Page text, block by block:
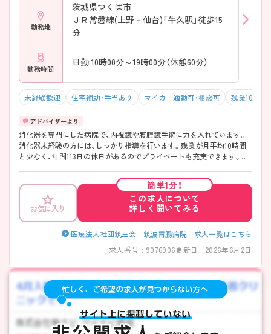
勤務地
茨城県つくば市
ＪＲ常磐線(上野－仙台)「牛久駅」徒歩15
分
勤務時間
日勤:10時00分～19時00分（休憩60分）
未経験歓迎 住宅補助・手当あり マイカー通勤可・相談可 残業10h以下
消化器を専門にした病院で、内視鏡や腹腔鏡手術に力を入れています。
消化器未経験の方には、しっかり指導を行います。残業が月平均10時間
と少なく、年間113日の休日があるのでプライベートも充実できます。ご
のでお気軽にご相談ください。
お気に入り
簡単1分！
この求人について
詳しく聞いてみる
医療法人社団筑三会 筑波胃腸病院 求人一覧はこちら
求人番号 : 9076906更新日 : 2026年6月2日